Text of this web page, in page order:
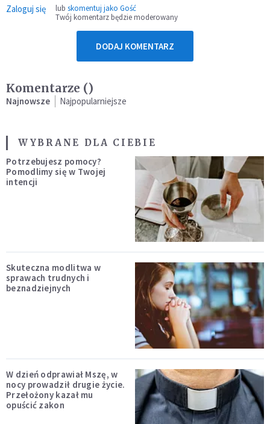
Zaloguj się lub skomentuj jako Gość
Twój komentarz będzie moderowany
DODAJ KOMENTARZ
Komentarze ()
Najnowsze Najpopularniejsze
WYBRANE DLA CIEBIE
Potrzebujesz pomocy?
Pomodlimy się w Twojej
intencji
Skuteczna modlitwa w
sprawach trudnych i
beznadziejnych
W dzień odprawiał Mszę, w
nocy prowadził drugie życie.
Przełożony kazał mu
opuścić zakon